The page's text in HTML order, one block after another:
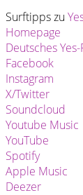
Surftipps zu
Homepage
Deutsches
Facebook
Instagram
X/Twitter
Soundcloud
Youtube Music
YouTube
Spotify
Apple Music
Deezer